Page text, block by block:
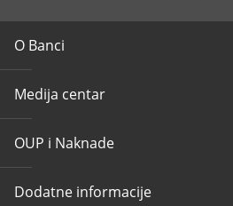
O Banci
Medija centar
OUP i Naknade
Dodatne informacije